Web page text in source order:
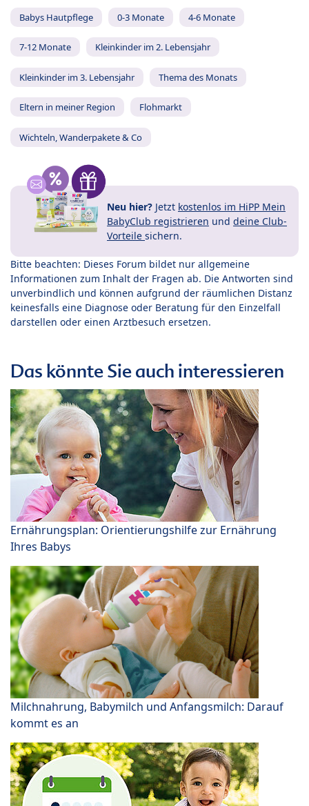
Babys Hautpflege 0-3 Monate 4-6 Monate
7-12 Monate Kleinkinder im 2. Lebensjahr
Kleinkinder im 3. Lebensjahr Thema des Monats
Eltern in meiner Region Flohmarkt
Wichteln, Wanderpakete & Co
Neu hier? Jetzt kostenlos im HiPP Mein
BabyClub registrieren und deine Club-
Vorteile sichern.
Bitte beachten: Dieses Forum bildet nur allgemeine
Informationen zum Inhalt der Fragen ab. Die Antworten sind
unverbindlich und können aufgrund der räumlichen Distanz
keinesfalls eine Diagnose oder Beratung für den Einzelfall
darstellen oder einen Arztbesuch ersetzen.
Das könnte Sie auch interessieren
Ernährungsplan: Orientierungshilfe zur Ernährung
Ihres Babys
Milchnahrung, Babymilch und Anfangsmilch: Darauf
kommt es an